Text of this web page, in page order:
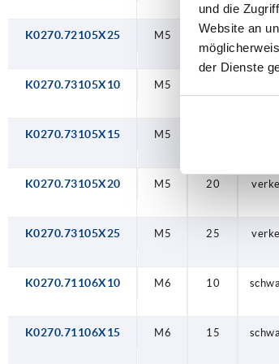
und die
Website an
der Dienste
K0270.72105X25 M5 25
K0270.73105X10 M5
K0270.73105X15 M5
K0270.73105X20 M5 20
K0270.73105X25 M5 25
K0270.71106X10 M6 10
K0270.71106X15 M6 15